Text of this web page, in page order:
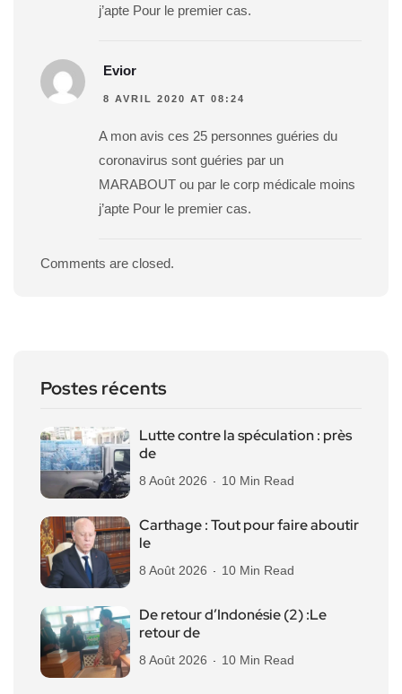
j’apte Pour le premier cas.
Evior
8 AVRIL 2020 AT 08:24
A mon avis ces 25 personnes guéries du
coronavirus sont guéries par un
MARABOUT ou par le corp médicale moins
j’apte Pour le premier cas.
Comments are closed.
Postes récents
Lutte contre la spéculation : près
de
8 Août 2026 10 Min Read
Carthage : Tout pour faire aboutir
le
8 Août 2026 10 Min Read
De retour d’Indonésie (2) :Le
retour de
8 Août 2026 10 Min Read